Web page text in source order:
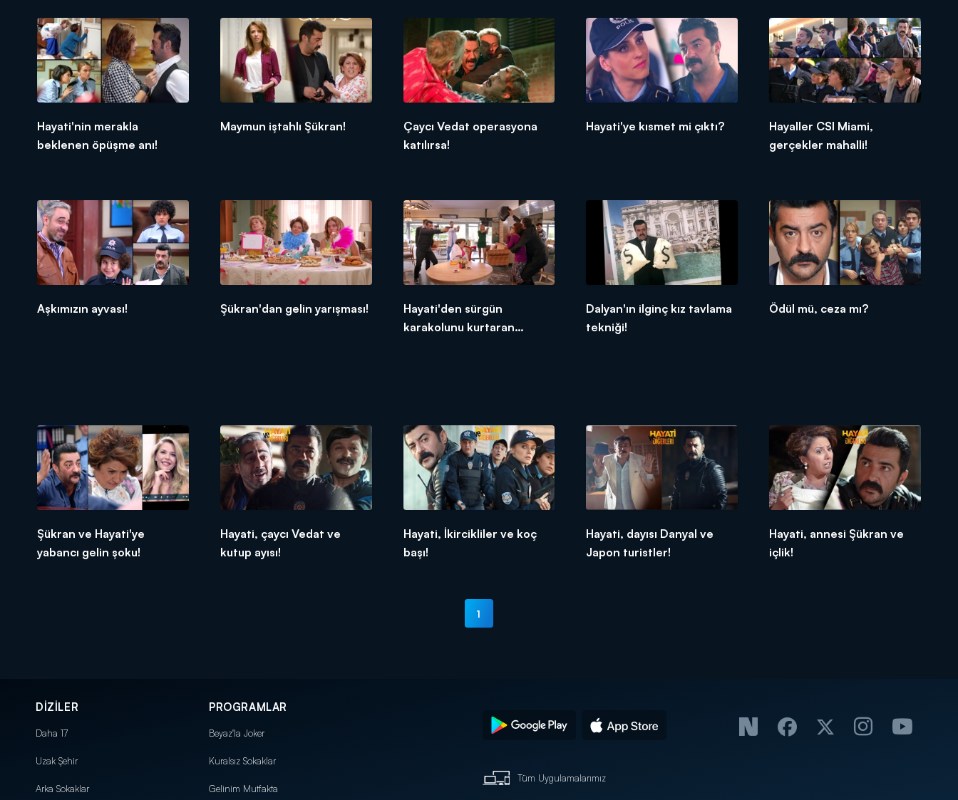
Hayati'nin merakla
beklenen öpüşme anı!
Maymun iştahlı Şükran!
Çaycı Vedat operasyona
katılırsa!
Hayati'ye kısmet mi çıktı?
Hayaller CSI Miami,
gerçekler mahalli!
Aşkımızın ayvası! Şükran'dan gelin yarışması!
Hayati'den sürgün
karakolunu kurtaran
Dalyan'ın ilginç kız tavlama
tekniği!
Ödül mü, ceza mı?
Şükran ve Hayati'ye
yabancı gelin şoku!
Hayati, çaycı Vedat ve
kutup ayısı!
Hayati, İkircikliler ve koç
başı!
Hayati, dayısı Danyal ve
Japon turistler!
Hayati, annesi Şükran ve
içlik!
1
DİZİLER
Daha 17
Uzak Şehir
Arka Sokaklar
PROGRAMLAR
Beyaz'la Joker
Kuralsız Sokaklar
Gelinim Mutfakta
Tüm Uygulamalarımız